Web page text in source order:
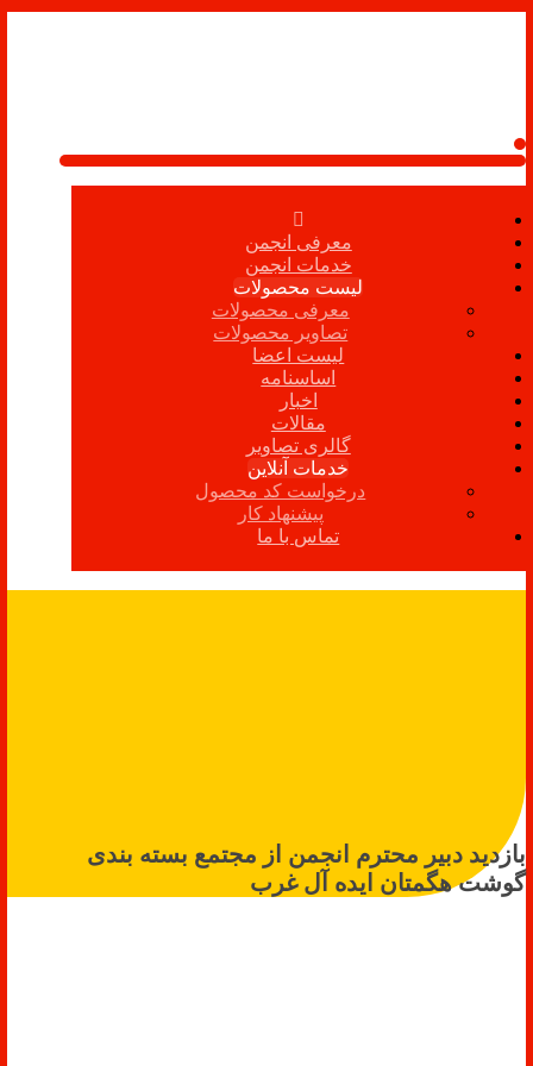
معرفی انجمن
خدمات انجمن
لیست محصولات
معرفی محصولات
تصاویر محصولات
لیست اعضا
اساسنامه
اخبار
مقالات
گالری تصاویر
خدمات آنلاین
درخواست کد محصول
پیشنهاد کار
تماس با ما
بازدید دبیر محترم انجمن از مجتمع بسته بندی
گوشت هگمتان ایده آل غرب